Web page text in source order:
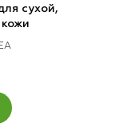
сухой,